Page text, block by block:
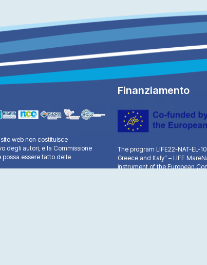
web non costituisce
degli autori, e la Commissione
possa essere fatto delle
Finanziamento
The program LIFE22-NAT-EL-
Greece and Italy” – LIFE
instrument of the European